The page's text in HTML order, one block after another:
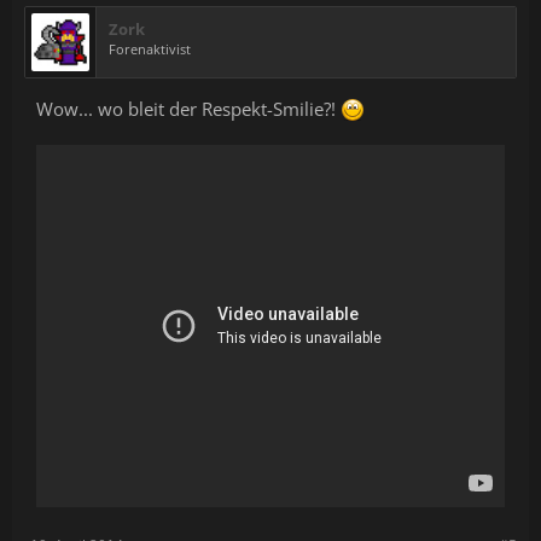
Zork
Forenaktivist
Wow... wo bleit der Respekt-Smilie?!